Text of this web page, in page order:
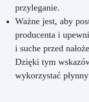
przyleganie.
Ważne jest, aby
producenta i
i suche przed
Dzięki tym
wykorzystać